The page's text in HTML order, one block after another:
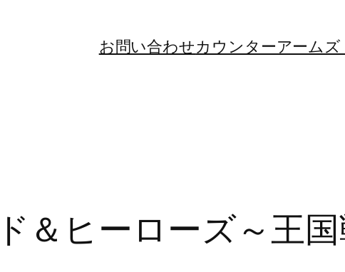
お問い合わせカウンターアーム
＆ヒーローズ～王